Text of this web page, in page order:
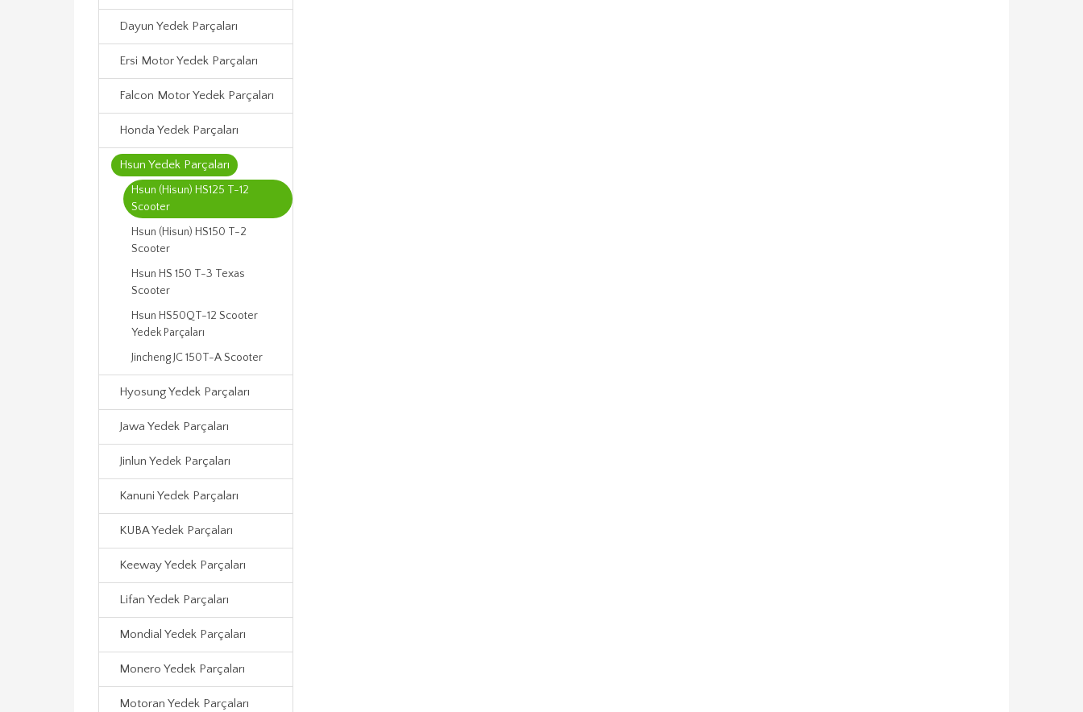
Dayun Yedek Parçaları
Ersi Motor Yedek Parçaları
Falcon Motor Yedek Parçaları
Honda Yedek Parçaları
Hsun Yedek Parçaları
Hsun (Hisun) HS125 T-12
Scooter
Hsun (Hisun) HS150 T-2
Scooter
Hsun HS 150 T-3 Texas
Scooter
Hsun HS50QT-12 Scooter
Yedek Parçaları
Jincheng JC 150T-A Scooter
Hyosung Yedek Parçaları
Jawa Yedek Parçaları
Jinlun Yedek Parçaları
Kanuni Yedek Parçaları
KUBA Yedek Parçaları
Keeway Yedek Parçaları
Lifan Yedek Parçaları
Mondial Yedek Parçaları
Monero Yedek Parçaları
Motoran Yedek Parçaları